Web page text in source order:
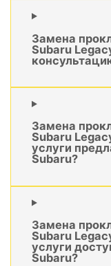
Замена
Subaru
Замена
Subaru
услуги
Subaru?
Замена
Subaru
услуги
Subaru?